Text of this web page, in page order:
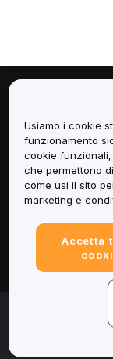
Servizi
Assistenza
Informazioni
© 2025-2026
Usiamo i cookie
funzionamento
cookie
che permettono
come usi il sito
marketing e
Accetta